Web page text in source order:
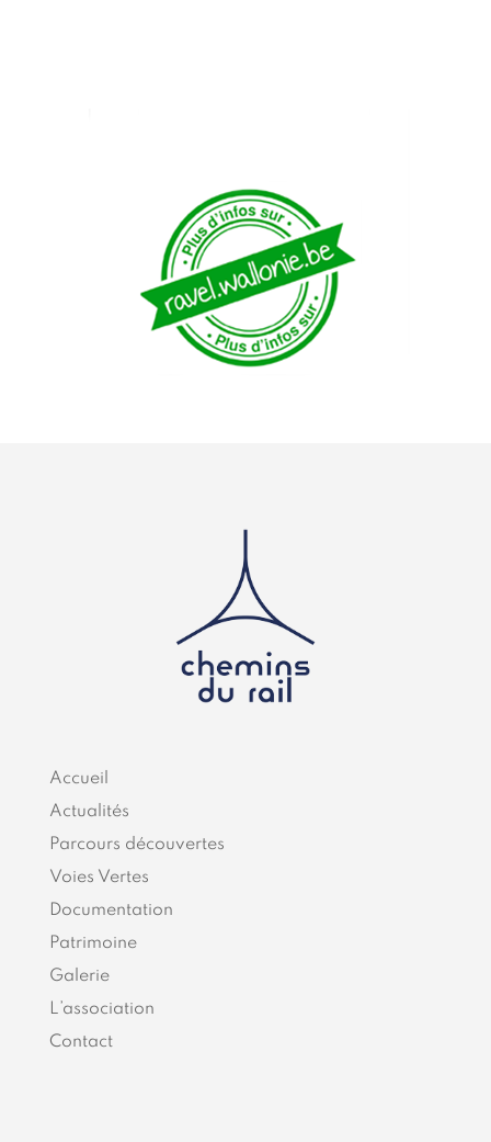
Accueil
Actualités
Parcours découvertes
Voies Vertes
Documentation
Patrimoine
Galerie
L’association
Contact